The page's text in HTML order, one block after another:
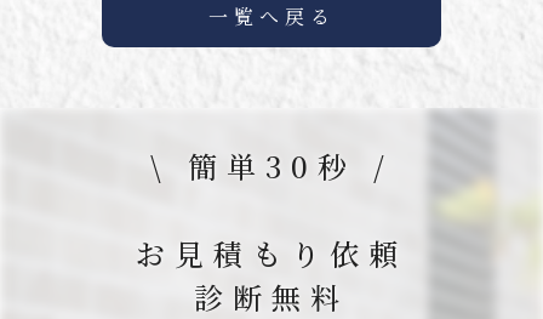
一覧へ戻る
\ 簡単30秒 /
お見積もり依頼
診断無料